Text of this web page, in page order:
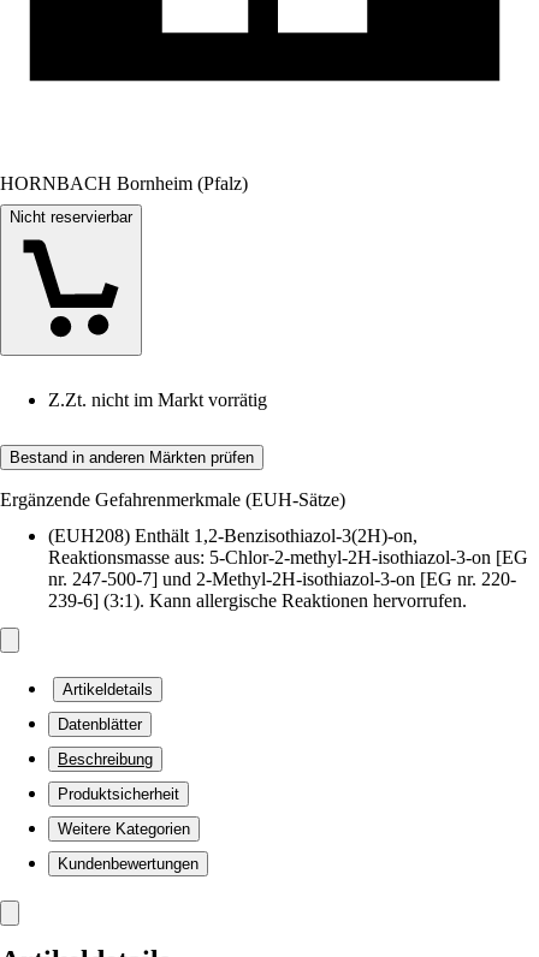
HORNBACH Bornheim (Pfalz)
Nicht reservierbar
Z.Zt. nicht im Markt vorrätig
Bestand in anderen Märkten prüfen
Ergänzende Gefahrenmerkmale (EUH-Sätze)
(EUH208) Enthält 1,2-Benzisothiazol-3(2H)-on,
Reaktionsmasse aus: 5-Chlor-2-methyl-2H-isothiazol-3-on [EG
nr. 247-500-7] und 2-Methyl-2H-isothiazol-3-on [EG nr. 220-
239-6] (3:1). Kann allergische Reaktionen hervorrufen.
Artikeldetails
Datenblätter
Beschreibung
Produktsicherheit
Weitere Kategorien
Kundenbewertungen